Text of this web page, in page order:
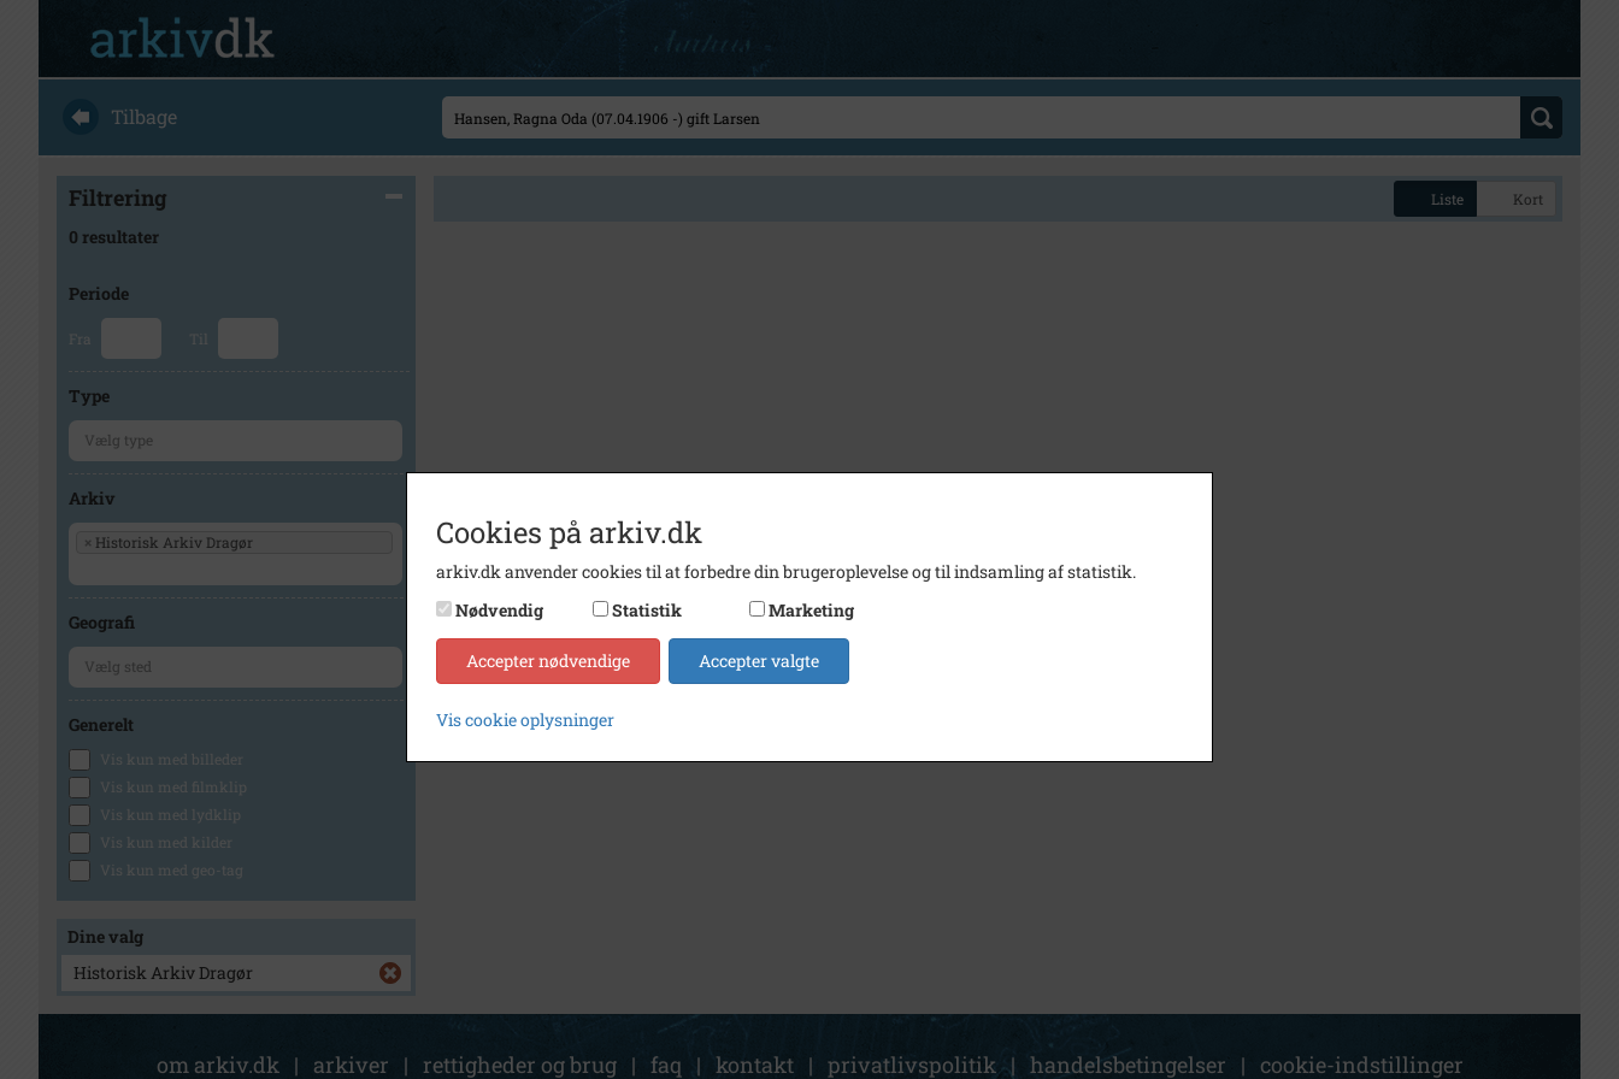
Tilbage
Filtrering
0 resultater
Periode
Fra Til
Type
Arkiv
× Historisk Arkiv Dragør
Geografi
Generelt
Vis kun med billeder
Vis kun med filmklip
Vis kun med lydklip
Vis kun med kilder
Vis kun med geo-tag
Dine valg
Historisk Arkiv Dragør
Liste Kort
om arkiv.dk | arkiver | rettigheder og brug | faq | kontakt | privatlivspolitik | handelsbetingelser | cookie-indstillinger
Cookies på arkiv.dk
arkiv.dk anvender cookies til at forbedre din brugeroplevelse og til indsamling af statistik.
Nødvendig
Statistik Marketing
Accepter nødvendige Accepter valgte
Vis cookie oplysninger